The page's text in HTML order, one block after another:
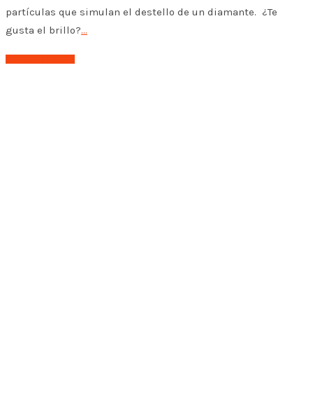
partículas que simulan el destello de un diamante. ¿Te
gusta el brillo?…